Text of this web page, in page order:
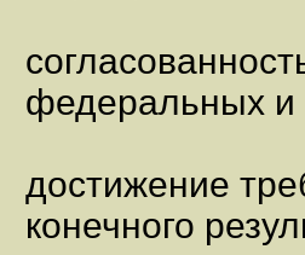
федеральных и
достижение
конечного